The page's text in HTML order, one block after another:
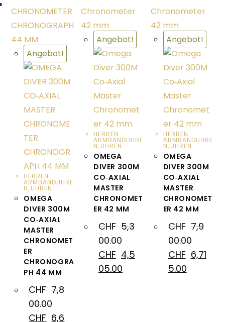
Angebot!
HERREN
ARMBANDUHRE
N, UHREN
OMEGA
DIVER 300M
CO‑AXIAL
MASTER
CHRONOMET
ER
CHRONOGRA
PH 44 MM
CHF 7,8
00.00
CHF 6,6
Angebot!
HERREN
ARMBANDUHRE
N, UHREN
OMEGA
DIVER 300M
CO‑AXIAL
MASTER
CHRONOMET
ER 42 MM
CHF 5,3
00.00
CHF 4,5
05.00
Angebot!
HERREN
ARMBANDUHRE
N, UHREN
OMEGA
DIVER 300M
CO‑AXIAL
MASTER
CHRONOMET
ER 42 MM
CHF 7,9
00.00
CHF 6,71
5.00